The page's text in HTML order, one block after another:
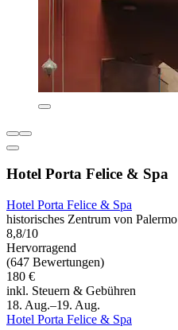
Hotel Porta Felice & Spa
Hotel Porta Felice & Spa
historisches Zentrum von Palermo
8,8/10
Hervorragend
(647 Bewertungen)
180 €
inkl. Steuern & Gebühren
18. Aug.–19. Aug.
Hotel Porta Felice & Spa